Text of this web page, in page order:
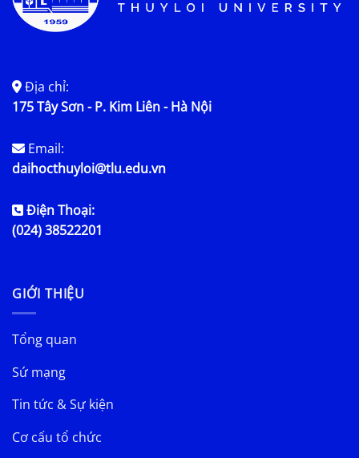
Địa chỉ:
175 Tây Sơn - P. Kim Liên - Hà Nội
Email:
daihocthuyloi@tlu.edu.vn
Điện Thoại:
(024) 38522201
GIỚI THIỆU
Tổng quan
Sứ mạng
Tin tức & Sự kiện
Cơ cấu tổ chức